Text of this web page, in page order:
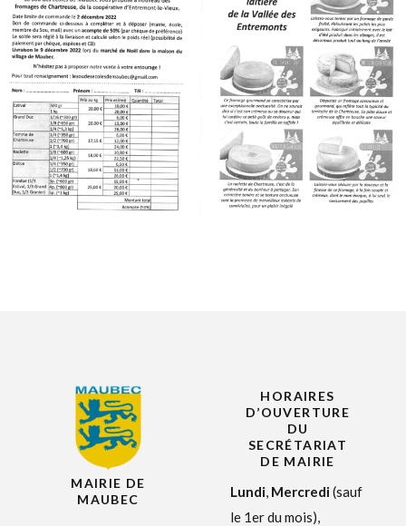
MAIRIE DE
MAUBEC
HORAIRES
D’OUVERTURE
DU
SECRÉTARIAT
DE MAIRIE
Lundi Mercredi(sauf
le 1er du mois),